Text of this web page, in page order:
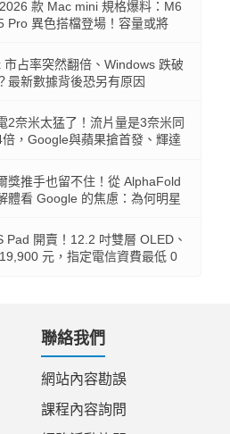
款 Mac mini 規格爆料：M6
Pro 異色搭檔登場！容量或將
市占率突然翻倍、Windows 跌破
最新數據背後恐另有原因
2奈米太猛了！流片量是3奈米同
，Google與蘋果搶首發、輝達
獎推手也留不住！從 AlphaFold
體看 Google 的焦慮：為何明星
Pad 開賣！12.2 吋雙層 OLED、
元，指定電信資費最低 0
聯絡我們
網站內容勘誤
課程內容詢問